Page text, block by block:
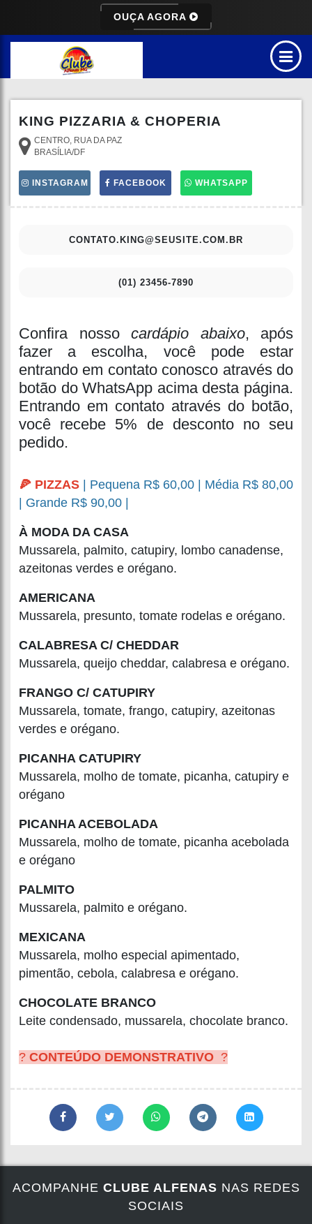
OUÇA AGORA
KING PIZZARIA & CHOPERIA
CENTRO, RUA DA PAZ
BRASÍLIA/DF
INSTAGRAM FACEBOOK WHATSAPP
CONTATO.KING@SEUSITE.COM.BR
(01) 23456-7890
Confira nosso cardápio abaixo, após
fazer a escolha, você pode estar
entrando em contato conosco através do
botão do WhatsApp acima desta página.
Entrando em contato através do botão,
você recebe 5% de desconto no seu
pedido.
🍕 PIZZAS | Pequena R$ 60,00 | Média R$ 80,00
| Grande R$ 90,00 |
À MODA DA CASA
Mussarela, palmito, catupiry, lombo canadense,
azeitonas verdes e orégano.
AMERICANA
Mussarela, presunto, tomate rodelas e orégano.
CALABRESA C/ CHEDDAR
Mussarela, queijo cheddar, calabresa e orégano.
FRANGO C/ CATUPIRY
Mussarela, tomate, frango, catupiry, azeitonas
verdes e orégano.
PICANHA CATUPIRY
Mussarela, molho de tomate, picanha, catupiry e
orégano
PICANHA ACEBOLADA
Mussarela, molho de tomate, picanha acebolada
e orégano
PALMITO
Mussarela, palmito e orégano.
MEXICANA
Mussarela, molho especial apimentado,
pimentão, cebola, calabresa e orégano.
CHOCOLATE BRANCO
Leite condensado, mussarela, chocolate branco.
? CONTEÚDO DEMONSTRATIVO ?
ACOMPANHE CLUBE ALFENAS NAS REDES
SOCIAIS